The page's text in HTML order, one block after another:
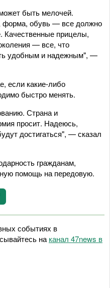
быть мелочей.
форма, обувь — все должно
Качественные прицелы,
— все, что
удобным и надежным", —
если какие-либо
быстро менять.
Страна и
просит. Надеюсь,
достигаться", — сказал
гражданам,
помощь на передовую.
событиях в
на канал 47news в